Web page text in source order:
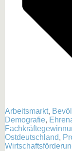
Arbeitsmarkt,
Demografie,
Ostdeutschland,